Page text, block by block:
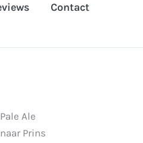
Contact
Ale
Prins